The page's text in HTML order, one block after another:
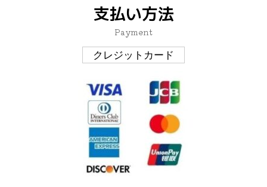
支払い方法
Payment
クレジットカード